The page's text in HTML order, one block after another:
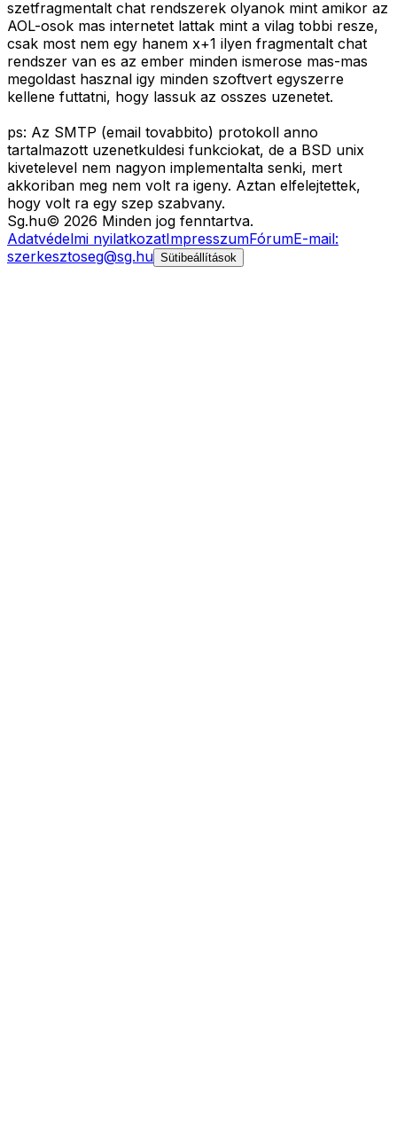
szetfragmentalt chat rendszerek olyanok mint amikor az
AOL-osok mas internetet lattak mint a vilag tobbi resze,
csak most nem egy hanem x+1 ilyen fragmentalt chat
rendszer van es az ember minden ismerose mas-mas
megoldast hasznal igy minden szoftvert egyszerre
kellene futtatni, hogy lassuk az osszes uzenetet.
ps: Az SMTP (email tovabbito) protokoll anno
tartalmazott uzenetkuldesi funkciokat, de a BSD unix
kivetelevel nem nagyon implementalta senki, mert
akkoriban meg nem volt ra igeny. Aztan elfelejtettek,
hogy volt ra egy szep szabvany.
Sg.hu© 2026 Minden jog fenntartva.
Adatvédelmi nyilatkozatImpresszumFórumE-mail:
szerkesztoseg@sg.hu Sütibeállítások